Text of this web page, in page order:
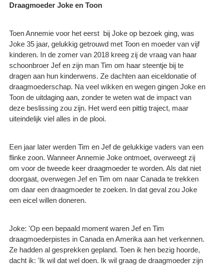
Draagmoeder Joke en Toon
Toen Annemie voor het eerst bij Joke op bezoek ging, was
Joke 35 jaar, gelukkig getrouwd met Toon en moeder van vijf
kinderen. In de zomer van 2018 kreeg zij de vraag van haar
schoonbroer Jef en zijn man Tim om haar steentje bij te
dragen aan hun kinderwens. Ze dachten aan eiceldonatie of
draagmoederschap. Na veel wikken en wegen gingen Joke en
Toon de uitdaging aan, zonder te weten wat de impact van
deze beslissing zou zijn. Het werd een pittig traject, maar
uiteindelijk viel alles in de plooi.
Een jaar later werden Tim en Jef de gelukkige vaders van een
flinke zoon. Wanneer Annemie Joke ontmoet, overweegt zij
om voor de tweede keer draagmoeder te worden. Als dat niet
doorgaat, overwegen Jef en Tim om naar Canada te trekken
om daar een draagmoeder te zoeken. In dat geval zou Joke
een eicel willen doneren.
Joke: 'Op een bepaald moment waren Jef en Tim
draagmoederpistes in Canada en Amerika aan het verkennen.
Ze hadden al gesprekken gepland. Toen ik hen bezig hoorde,
dacht ik: 'Ik wil dat wel doen. Ik wil graag de draagmoeder zijn